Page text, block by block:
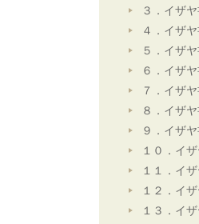
３．イザ
４．イザ
５．イザ
６．イザ
７．イザ
８．イザ
９．イザ
１０．イ
１１．イ
１２．イ
１３．イ